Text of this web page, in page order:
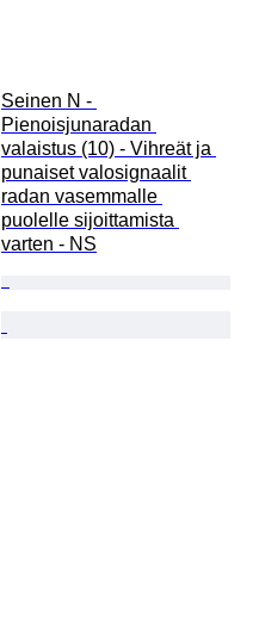
Seinen N -
Pienoisjunaradan
valaistus (10) - Vihreät ja
punaiset valosignaalit
radan vasemmalle
puolelle sijoittamista
varten - NS